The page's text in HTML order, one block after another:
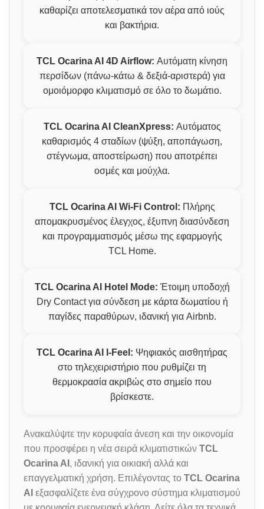
καθαρίζει αποτελεσματικά τον αέρα από ιούς
και βακτήρια.
TCL Ocarina AI 4D Airflow: Αυτόματη κίνηση
περσίδων (πάνω-κάτω & δεξιά-αριστερά) για
ομοιόμορφο κλιματισμό σε όλο το δωμάτιο.
TCL Ocarina AI CleanXpress: Αυτόματος
καθαρισμός 4 σταδίων (ψύξη, αποπάγωση,
στέγνωμα, αποστείρωση) που αποτρέπει
οσμές και μούχλα.
TCL Ocarina AI Wi-Fi Control: Πλήρης
απομακρυσμένος έλεγχος, έξυπνη διασύνδεση
και προγραμματισμός μέσω της εφαρμογής
TCL Home.
TCL Ocarina AI Hotel Mode: Έτοιμη υποδοχή
Dry Contact για σύνδεση με κάρτα δωματίου ή
παγίδες παραθύρων, ιδανική για Airbnb.
TCL Ocarina AI I-Feel: Ψηφιακός αισθητήρας
στο τηλεχειριστήριο που ρυθμίζει τη
θερμοκρασία ακριβώς στο σημείο που
βρίσκεστε.
Ανακαλύψτε την κορυφαία άνεση και την οικονομία
που προσφέρει η νέα σειρά κλιματιστικών TCL
Ocarina AI , ιδανική για οικιακή αλλά και
επαγγελματική χρήση. Επιλέγοντας το TCL Ocarina
AI εξασφαλίζετε ένα σύγχρονο σύστημα κλιματισμού